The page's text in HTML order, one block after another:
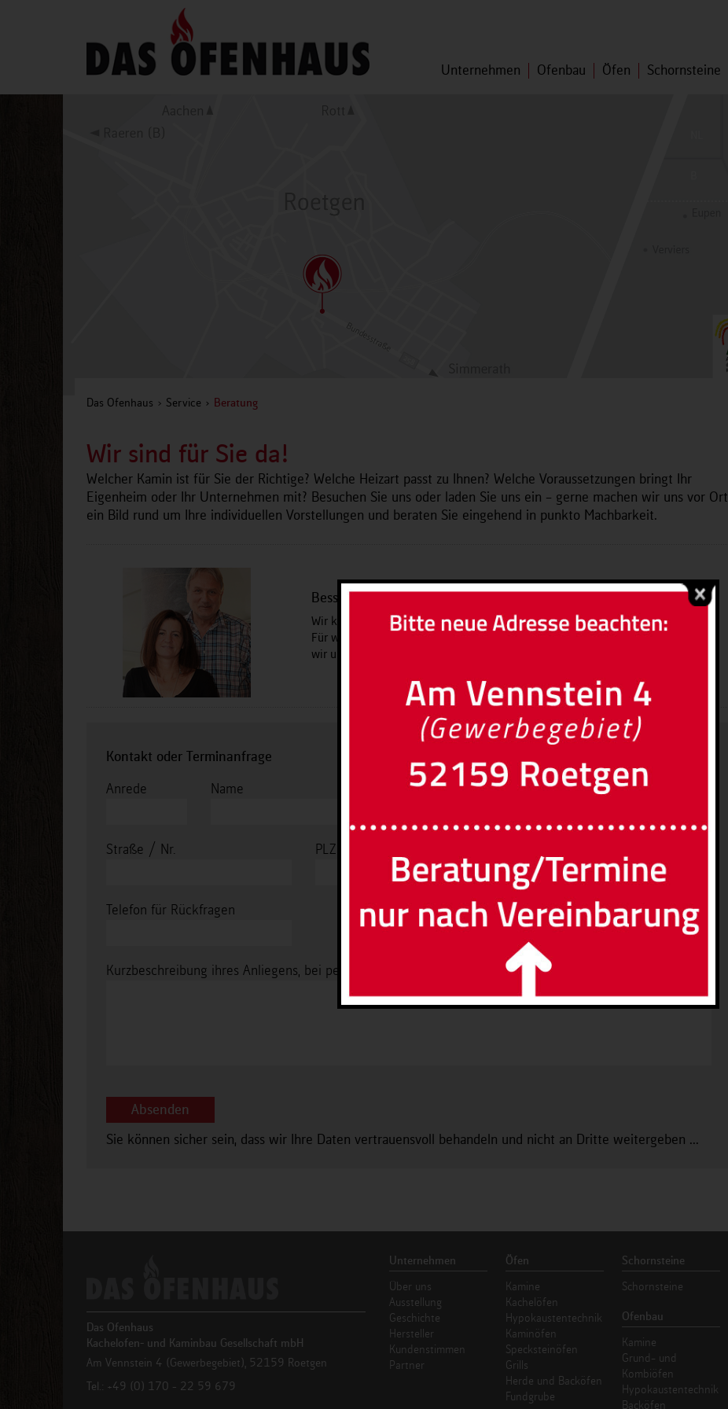
Unternehmen Ofenbau Öfen Schornsteine
Das Ofenhaus Service Beratung
Wir sind für Sie da!
Welcher Kamin ist für Sie der Richtige? Welche Heizart passt zu Ihnen? Welche Voraussetzungen bringt Ihr
Eigenheim oder Ihr Unternehmen mit? Besuchen Sie uns oder laden Sie uns ein – gerne machen wir uns vor Ort
ein Bild rund um Ihre individuellen Vorstellungen und beraten Sie eingehend in punkto Machbarkeit.
Besser wir sprechen vorher darüber ...
Wir können per Telefon nicht immer direkt für Sie da sein.
Für wichtige Fragen oder eine kompetente Baratung nehmen
wir uns die nötige Zeit für Sie.
Kontakt oder Terminanfrage
Anrede
Name Vorname
Straße / Nr. PLZ
Telefon für Rückfragen e-mail
Kurzbeschreibung ihres Anliegens, bei persönlicher Fachberatung bitte Terminwunsch mitteilen:
Sie können sicher sein, dass wir Ihre Daten vertrauensvoll behandeln und nicht an Dritte weitergeben ...
Das Ofenhaus
Kachelofen- und Kaminbau Gesellschaft mbH
Am Vennstein 4 (Gewerbegebiet), 52159 Roetgen
Tel.: +49 (0) 170 - 22 59 679
Unternehmen
Über uns
Ausstellung
Geschichte
Hersteller
Kundenstimmen
Partner
Öfen
Kamine
Kachelöfen
Hypokaustentechnik
Kaminöfen
Specksteinöfen
Grills
Herde und Backöfen
Fundgrube
Schornsteine
Schornsteine
Ofenbau
Kamine
Grund- und
Kombiöfen
Hypokaustentechnik
Backöfen